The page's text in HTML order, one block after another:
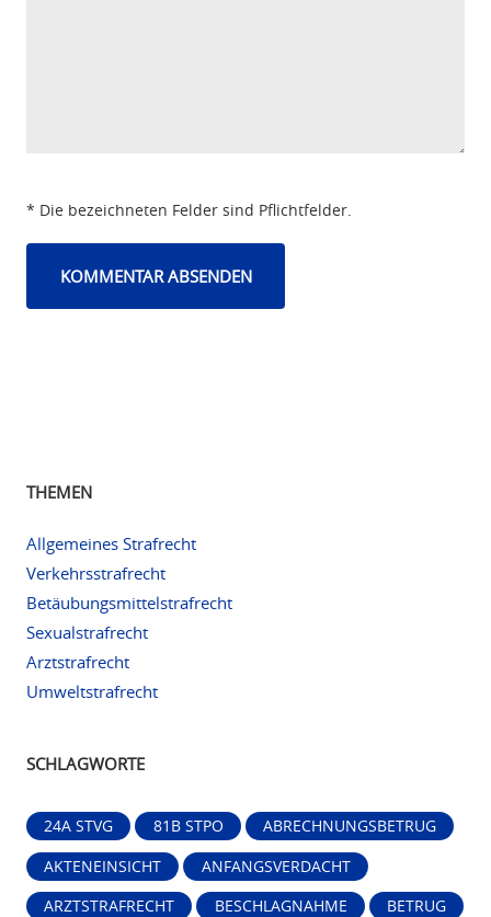
* Die bezeichneten Felder sind Pflichtfelder.
THEMEN
Allgemeines Strafrecht
Verkehrsstrafrecht
Betäubungsmittelstrafrecht
Sexualstrafrecht
Arztstrafrecht
Umweltstrafrecht
SCHLAGWORTE
24A STVG 81B STPO ABRECHNUNGSBETRUG
AKTENEINSICHT ANFANGSVERDACHT
ARZTSTRAFRECHT BESCHLAGNAHME BETRUG